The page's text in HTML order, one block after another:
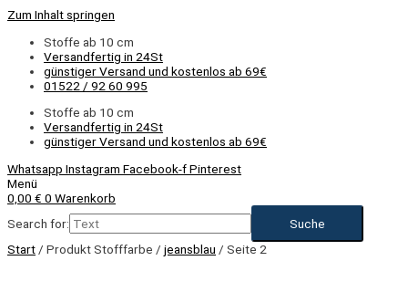
Zum Inhalt springen
Stoffe ab 10 cm
Versandfertig in 24St
günstiger Versand und kostenlos ab 69€
01522 / 92 60 995
Stoffe ab 10 cm
Versandfertig in 24St
günstiger Versand und kostenlos ab 69€
Whatsapp Instagram Facebook-fPinterest
Menü
0,00 € 0 Warenkorb
Search for:
Start / Produkt Stofffarbe / jeansblau / Seite 2